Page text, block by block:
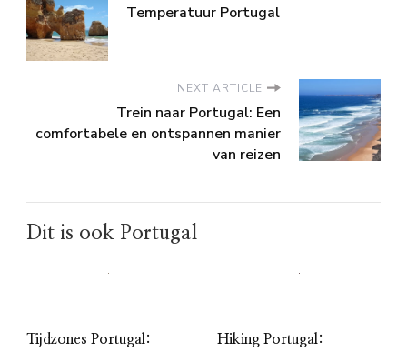
Temperatuur Portugal
NEXT ARTICLE
Trein naar Portugal: Een
comfortabele en ontspannen manier
van reizen
Dit is ook Portugal
Tijdzones Portugal:
Hiking Portugal: